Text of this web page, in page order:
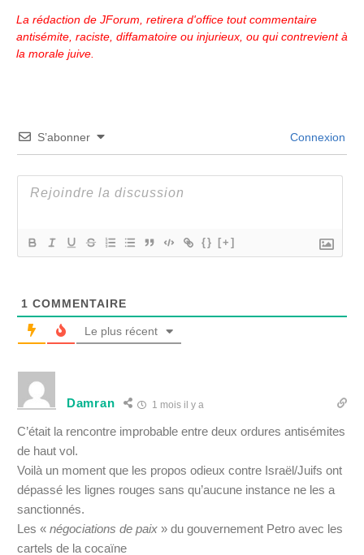
La rédaction de JForum, retirera d'office tout commentaire
antisémite, raciste, diffamatoire ou injurieux, ou qui contrevient à
la morale juive.
S’abonner Connexion
{} [+]
1 COMMENTAIRE
Le plus récent
Damran 1 mois il y a
C’était la rencontre improbable entre deux ordures antisémites
de haut vol.
Voilà un moment que les propos odieux contre Israël/Juifs ont
dépassé les lignes rouges sans qu’aucune instance ne les a
sanctionnés.
Les « négociations de paix » du gouvernement Petro avec les
cartels de la cocaïne